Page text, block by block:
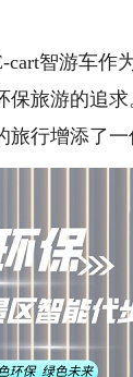
智游车作
保旅游的追
行增添了一